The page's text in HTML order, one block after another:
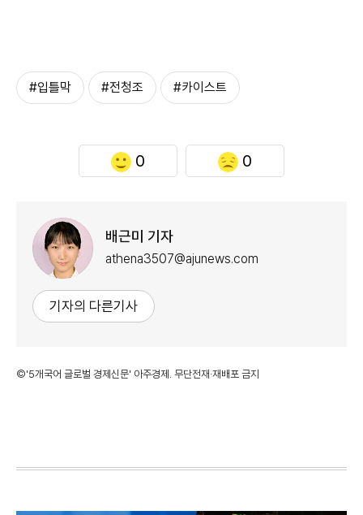
#입틀막 #전청조 #카이스트
0 0
배근미 기자
athena3507@ajunews.com
기자의 다른기사
©'5개국어 글로벌 경제신문' 아주경제. 무단전재·재배포 금지